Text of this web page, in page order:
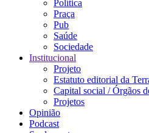
Política
Praça
Pub
Saúde
Sociedade
Institucional
Projeto
Estatuto editorial da
Capital social / Órgãos
Projetos
Opinião
Podcast